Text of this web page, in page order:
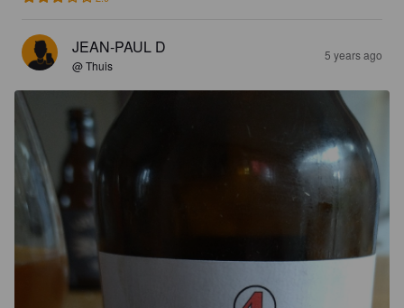
JEAN-PAUL D
@ Thuis
5 years ago